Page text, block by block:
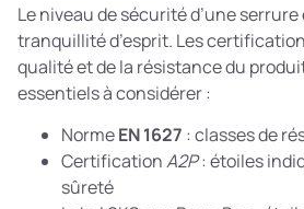
Le niveau de sécurité d’une
tranquillité d’esprit. Les
qualité et de la résistance du
essentiels à considérer :
NormeEN 1627 : classes de
CertificationA2P: étoiles
sûreté